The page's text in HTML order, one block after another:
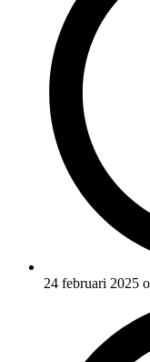
24 februari 2025